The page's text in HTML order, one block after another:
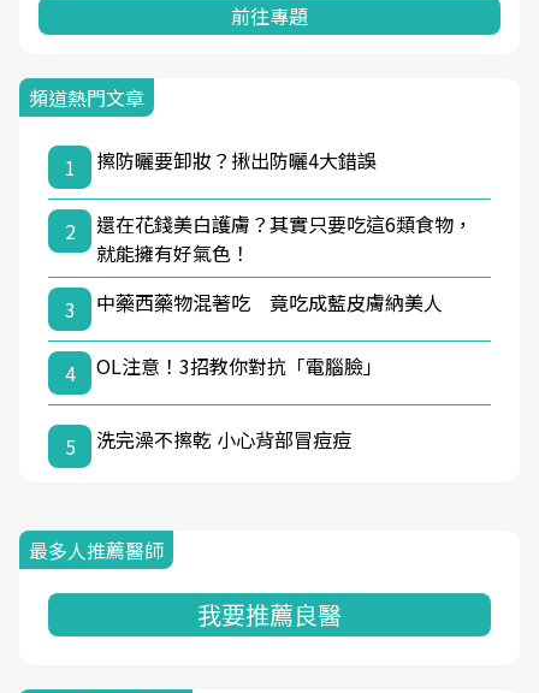
前往專題
頻道熱門文章
1 擦防曬要卸妝？揪出防曬4大錯誤
2
還在花錢美白護膚？其實只要吃這6類食物，
就能擁有好氣色！
3
中藥西藥物混著吃 竟吃成藍皮膚納美人
4 OL注意！3招教你對抗「電腦臉」
5 洗完澡不擦乾 小心背部冒痘痘
最多人推薦醫師
我要推薦良醫